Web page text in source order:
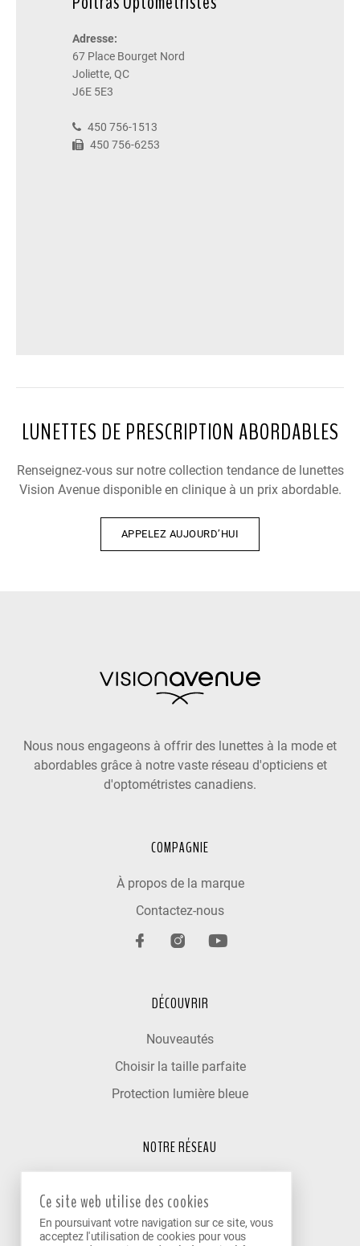
Adresse:
67 Place Bourget Nord
Joliette, QC
J6E 5E3
450 756-1513
450 756-6253
LUNETTES DE PRESCRIPTION ABORDABLES
Renseignez-vous sur notre collection tendance de lunettes
Vision Avenue disponible en clinique à un prix abordable.
APPELEZ AUJOURD’HUI
Nous nous engageons à offrir des lunettes à la mode et
abordables grâce à notre vaste réseau d'opticiens et
d'optométristes canadiens.
COMPAGNIE
À propos de la marque
Contactez-nous
DÉCOUVRIR
Nouveautés
Choisir la taille parfaite
Protection lumière bleue
NOTRE RÉSEAU
Nos cliniques partenaires
Devenir partenaire
Ce site web utilise des cookies
En poursuivant votre navigation sur ce site, vous
acceptez l'utilisation de cookies pour vous